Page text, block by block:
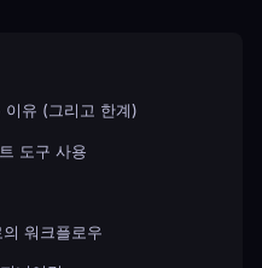
이유 (그리고 한계)
도구 사용
워크플로우